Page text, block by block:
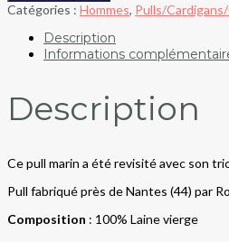
Catégories : Hommes, Pulls/
Description
Informations
Description
Ce pull marin a été revisité avec son
Pull fabriqué près de Nantes (44) par
Composition : 100% Laine vierge